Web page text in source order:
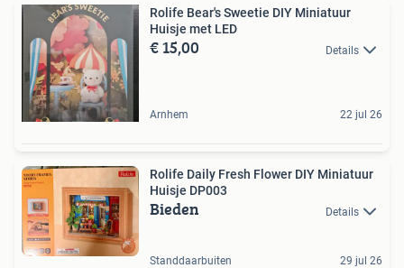
Rolife Bear's Sweetie DIY Miniatuur
Huisje met LED
€ 15,00 Details
Arnhem 22 jul 26
Rolife Daily Fresh Flower DIY Miniatuur
Huisje DP003
Bieden Details
Standdaarbuiten 29 jul 26